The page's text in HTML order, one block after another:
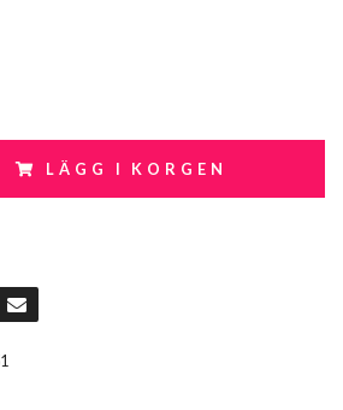
LÄGG I KORGEN